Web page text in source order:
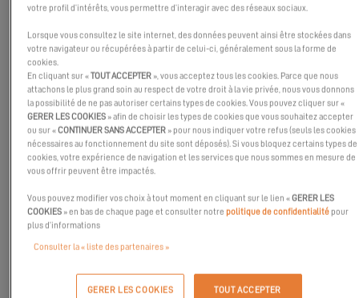
Tout droit venu de Los Angeles, il nous partage une anecdote
vécue avec ces élèves et ces amis lors d’une sortie en mer à
Bonifacio sur sonExcess 11.
« Je voulais leur offrir l'expérience qu'un Excess 11 procure : très
votre profil d’intérêts, vous permettre d’interagir avec des réseaux sociaux.
Lorsque vous consultez le site internet, des données peuvent ainsi être stockées dans
votre navigateur ou récupérées à partir de celui-ci, généralement sous la forme de
cookies.
En cliquant sur «TOUT ACCEPTER », vous acceptez tous les cookies. Parce que nous
attachons le plus grand soin au respect de votre droit à la vie privée, nous vous donnons
la possibilité de ne pas autoriser certains types de cookies. Vous pouvez cliquer sur «
GERER LES COOKIES » afin de choisir les types de cookies que vous souhaitez accepter
ou sur «CONTINUER SANS ACCEPTER » pour nous indiquer votre refus (seuls les cookies
nécessaires au fonctionnement du site sont déposés). Si vous bloquez certains types de
cookies, votre expérience de navigation et les services que nous sommes en mesure de
vous offrir peuvent être impactés.
Vous pouvez modifier vos choix à tout moment en cliquant sur le lien «GERER LES
COOKIES » en bas de chaque page et consulter notrepolitique de confidentialitépour
plus d’informations
Consulter la « liste des partenaires »
GERER LES COOKIES TOUT ACCEPTER